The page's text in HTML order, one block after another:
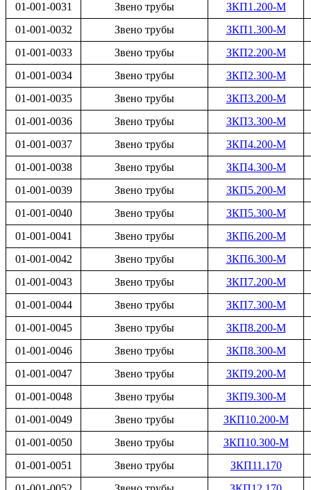
01-001-0031
Звено трубы
ЗКП1.200-М
01-001-0032
Звено трубы
ЗКП1.300-М
01-001-0033
Звено трубы
ЗКП2.200-М
01-001-0034
Звено трубы
ЗКП2.300-М
01-001-0035
Звено трубы
ЗКП3.200-М
01-001-0036
Звено трубы
ЗКП3.300-М
01-001-0037
Звено трубы
ЗКП4.200-М
01-001-0038
Звено трубы
ЗКП4.300-М
01-001-0039
Звено трубы
ЗКП5.200-М
01-001-0040
Звено трубы
ЗКП5.300-М
01-001-0041
Звено трубы
ЗКП6.200-М
01-001-0042
Звено трубы
ЗКП6.300-М
01-001-0043
Звено трубы
ЗКП7.200-М
01-001-0044
Звено трубы
ЗКП7.300-М
01-001-0045
Звено трубы
ЗКП8.200-М
01-001-0046
Звено трубы
ЗКП8.300-М
01-001-0047
Звено трубы
ЗКП9.200-М
01-001-0048
Звено трубы
ЗКП9.300-М
01-001-0049
Звено трубы
ЗКП10.200-М
01-001-0050
Звено трубы
ЗКП10.300-М
01-001-0051
Звено трубы
ЗКП11.170